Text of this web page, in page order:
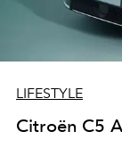
LIFESTYLE
Citroën C5